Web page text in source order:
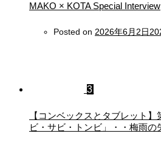
MAKO × KOTA Special Interview
Posted on 2026年6月2日
3
【コンベックスとタブレット
ビ・サビ・トンビ」・・梅雨の